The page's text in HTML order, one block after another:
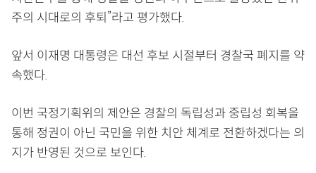
주의 시대로의 후퇴”라고 평가했다.
앞서 이재명 대통령은 대선 후보 시절부터 경찰국 폐지를 약
속했다.
이번 국정기획위의 제안은 경찰의 독립성과 중립성 회복을
통해 정권이 아닌 국민을 위한 치안 체계로 전환하겠다는 의
지가 반영된 것으로 보인다.